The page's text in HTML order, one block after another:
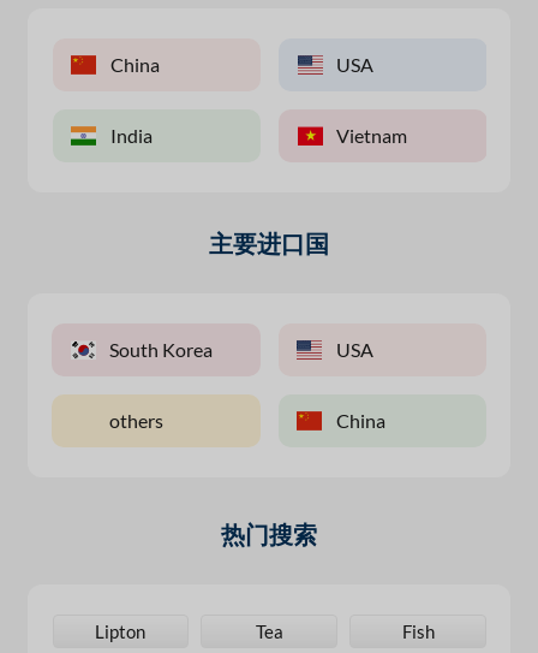
China
India
USA
Vietnam
主要进口国
South Korea
others
USA
China
热门搜索
Lipton Tea Fish